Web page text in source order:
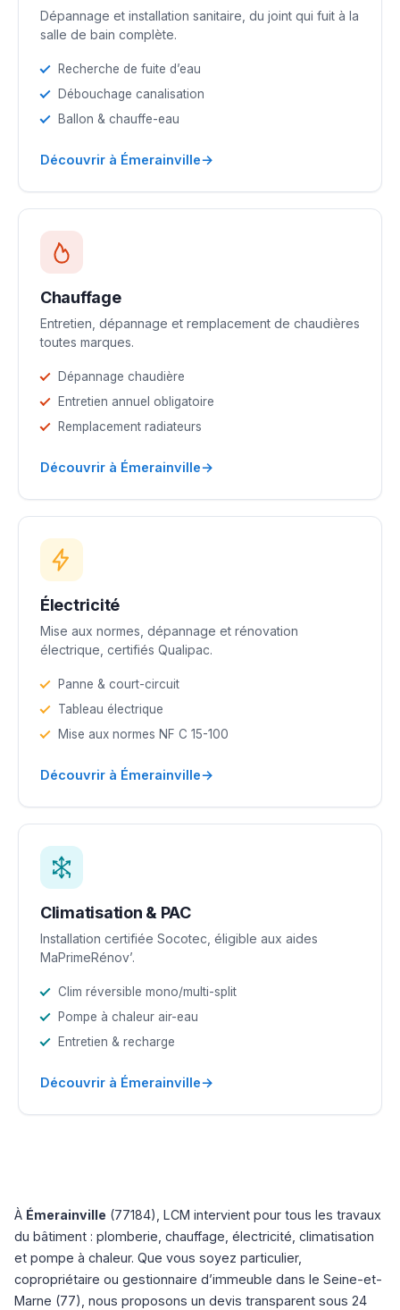
Dépannage et installation sanitaire, du joint qui fuit à la
salle de bain complète.
Recherche de fuite d’eau
Débouchage canalisation
Ballon & chauffe-eau
Découvrir à Émerainville→
Chauffage
Entretien, dépannage et remplacement de chaudières
toutes marques.
Dépannage chaudière
Entretien annuel obligatoire
Remplacement radiateurs
Découvrir à Émerainville→
Électricité
Mise aux normes, dépannage et rénovation
électrique, certifiés Qualipac.
Panne & court-circuit
Tableau électrique
Mise aux normes NF C 15-100
Découvrir à Émerainville→
Climatisation & PAC
Installation certifiée Socotec, éligible aux aides
MaPrimeRénov’.
Clim réversible mono/multi-split
Pompe à chaleur air-eau
Entretien & recharge
Découvrir à Émerainville→
À Émerainville (77184), LCM intervient pour tous les travaux
du bâtiment : plomberie, chauffage, électricité, climatisation
et pompe à chaleur. Que vous soyez particulier,
copropriétaire ou gestionnaire d’immeuble dans le Seine-et-
Marne (77), nous proposons un devis transparent sous 24